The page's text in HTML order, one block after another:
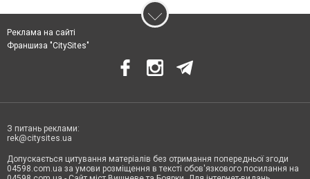
Реклама на сайті
Франшиза "CitySites"
З питань реклами:
rek@citysites.ua
Допускається цитування матеріалів без отримання попередньої згоди
04598.com.ua за умови розміщення в тексті обов'язкового посилання на